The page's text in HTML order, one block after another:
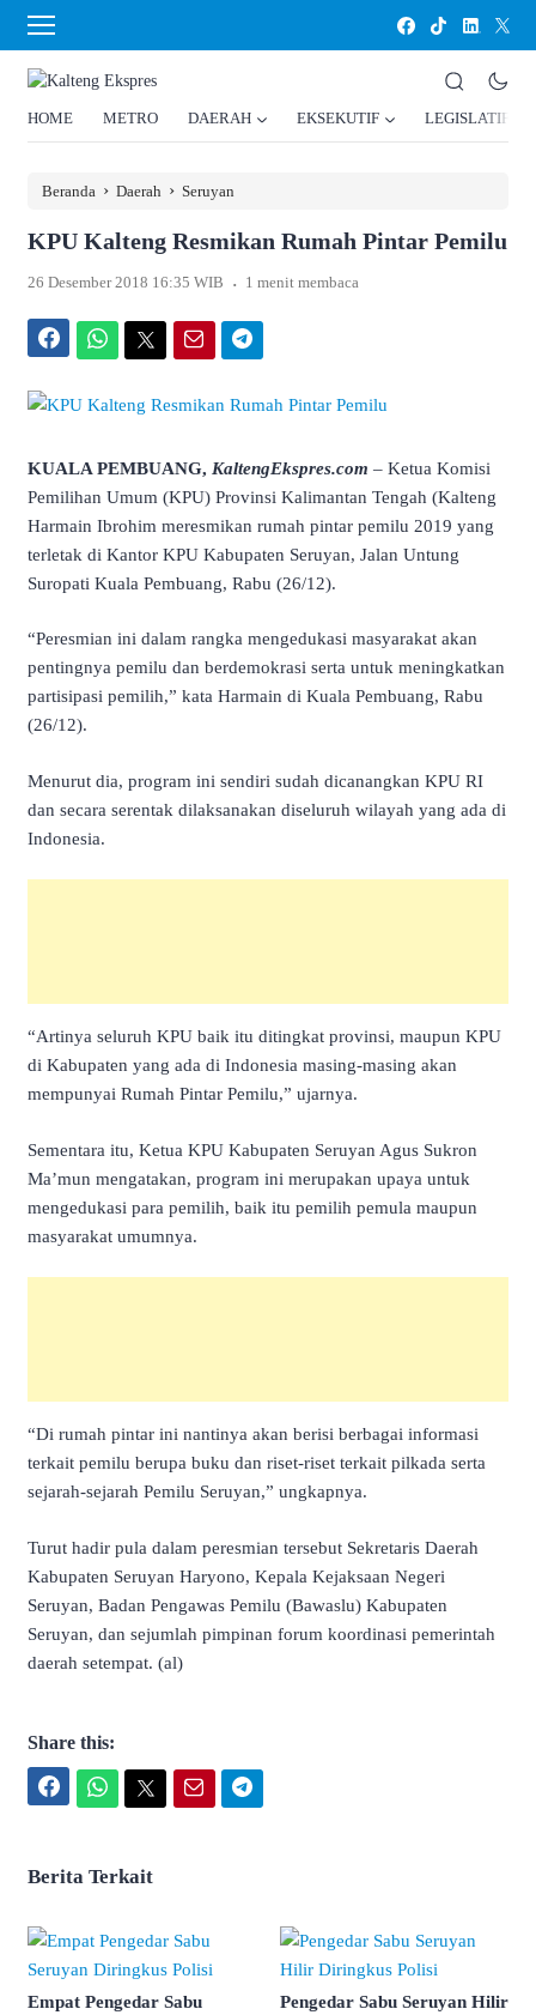
HOME METRO DAERAH EKSEKUTIF LEGISLATIF
Beranda › Daerah › Seruyan
KPU Kalteng Resmikan Rumah Pintar Pemilu
26 Desember 2018 16:35 WIB . 1 menit membaca
KUALA PEMBUANG, KaltengEkspres.com – Ketua Komisi
Pemilihan Umum (KPU) Provinsi Kalimantan Tengah (Kalteng
Harmain Ibrohim meresmikan rumah pintar pemilu 2019 yang
terletak di Kantor KPU Kabupaten Seruyan, Jalan Untung
Suropati Kuala Pembuang, Rabu (26/12).
“Peresmian ini dalam rangka mengedukasi masyarakat akan
pentingnya pemilu dan berdemokrasi serta untuk meningkatkan
partisipasi pemilih,” kata Harmain di Kuala Pembuang, Rabu
(26/12).
Menurut dia, program ini sendiri sudah dicanangkan KPU RI
dan secara serentak dilaksanakan diseluruh wilayah yang ada di
Indonesia.
“Artinya seluruh KPU baik itu ditingkat provinsi, maupun KPU
di Kabupaten yang ada di Indonesia masing-masing akan
mempunyai Rumah Pintar Pemilu,” ujarnya.
Sementara itu, Ketua KPU Kabupaten Seruyan Agus Sukron
Ma’mun mengatakan, program ini merupakan upaya untuk
mengedukasi para pemilih, baik itu pemilih pemula maupun
masyarakat umumnya.
“Di rumah pintar ini nantinya akan berisi berbagai informasi
terkait pemilu berupa buku dan riset-riset terkait pilkada serta
sejarah-sejarah Pemilu Seruyan,” ungkapnya.
Turut hadir pula dalam peresmian tersebut Sekretaris Daerah
Kabupaten Seruyan Haryono, Kepala Kejaksaan Negeri
Seruyan, Badan Pengawas Pemilu (Bawaslu) Kabupaten
Seruyan, dan sejumlah pimpinan forum koordinasi pemerintah
daerah setempat. (al)
Share this:
Berita Terkait
Empat Pengedar Sabu
Pengedar Sabu Seruyan Hilir